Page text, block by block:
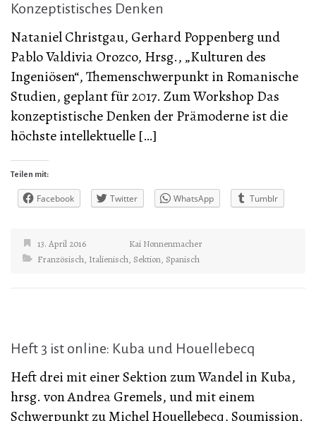
Konzeptistisches Denken
Nataniel Christgau, Gerhard Poppenberg und
Pablo Valdivia Orozco, Hrsg., „Kulturen des
Ingeniösen“, Themenschwerpunkt in Romanische
Studien, geplant für 2017. Zum Workshop Das
konzeptistische Denken der Prämoderne ist die
höchste intellektuelle […]
Teilen mit:
Facebook Twitter WhatsApp Tumblr
13. April 2016
Kai Nonnenmacher
Französisch, Italienisch, Sektion, Spanisch
Heft 3 ist online: Kuba und Houellebecq
Heft drei mit einer Sektion zum Wandel in Kuba,
hrsg. von Andrea Gremels, und mit einem
Schwerpunkt zu Michel Houellebecq, Soumission.